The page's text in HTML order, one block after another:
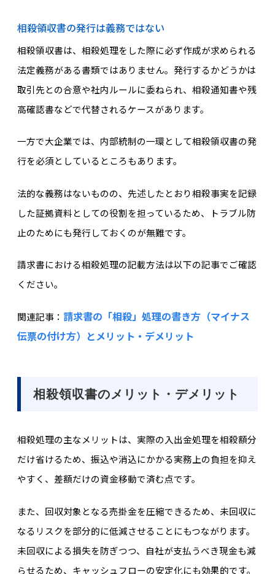
相殺領収書の発行は義務ではない
相殺領収書は、相殺処理をした際に必ず作成が求められる
法定義務がある書類ではありません。発行するかどうかは
取引先との合意や社内ルールに委ねられ、相殺通知書や残
高確認書などで代替されるケースがあります。
一方で大企業では、内部統制の一環として相殺領収書の発
行を必須としているところもあります。
法的な義務はないものの、先述したとおり相殺事実を記録
した証拠資料としての役割を担っているため、トラブル防
止のためにも発行しておくのが無難です。
請求書における相殺処理の記載方法は以下の記事でご確認
ください。
関連記事： 請求書の「相殺」処理の書き方（マイナス
伝票の付け方）とメリット・デメリット
相殺領収書のメリット・デメリット
相殺処理の主なメリットは、実際の入出金処理を相殺額分
だけ省けるため、振込や消込にかかる実務上の負担を抑え
やすく、差額だけの資金移動で済む点です。
また、回収対象となる売掛金を圧縮できるため、未回収に
なるリスクを部分的に低減させることにもつながります。
未回収による損失を防ぎつつ、自社が支払うべき現金も減
らせるため、キャッシュフローの安定化にも効果的です。